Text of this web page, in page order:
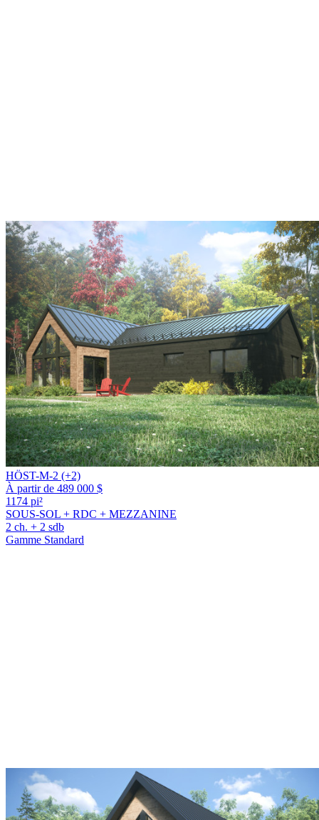
HÖST-M-2 (+2)
À partir de 489 000 $
1174 pi²
SOUS-SOL + RDC + MEZZANINE
2 ch. + 2 sdb
Gamme Standard